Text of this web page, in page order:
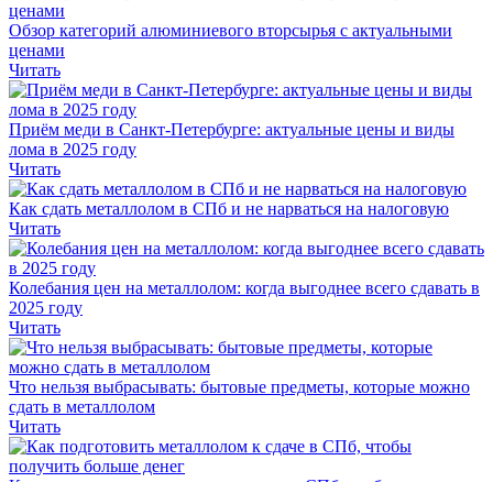
Обзор категорий алюминиевого вторсырья с актуальными
ценами
Читать
Приём меди в Санкт-Петербурге: актуальные цены и виды
лома в 2025 году
Читать
Как сдать металлолом в СПб и не нарваться на налоговую
Читать
Колебания цен на металлолом: когда выгоднее всего сдавать в
2025 году
Читать
Что нельзя выбрасывать: бытовые предметы, которые можно
сдать в металлолом
Читать